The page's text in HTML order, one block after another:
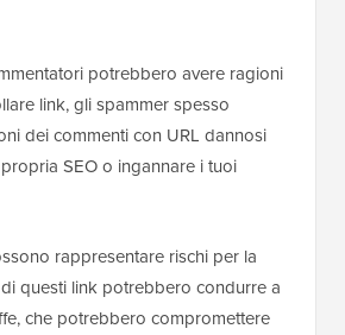
potrebbero avere ragioni
link, gli spammer spesso
dei commenti con URL dannosi
SEO o ingannare i tuoi
rappresentare rischi per la
questi link potrebbero condurre a
che potrebbero compromettere